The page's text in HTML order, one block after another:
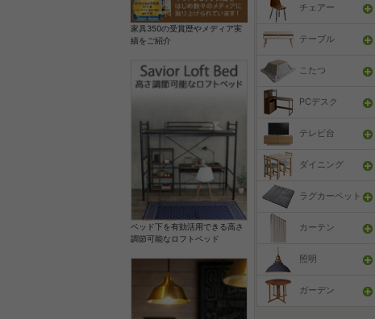
家具350の受賞歴やメディア実
績をご紹介
ベッド下を有効活用できる高さ
調節可能なロフトベッド
チェアー
テーブル
こたつ
PCデスク
テレビ台
ダイニング
ラグカーペット
カーテン
照明
ガーデン